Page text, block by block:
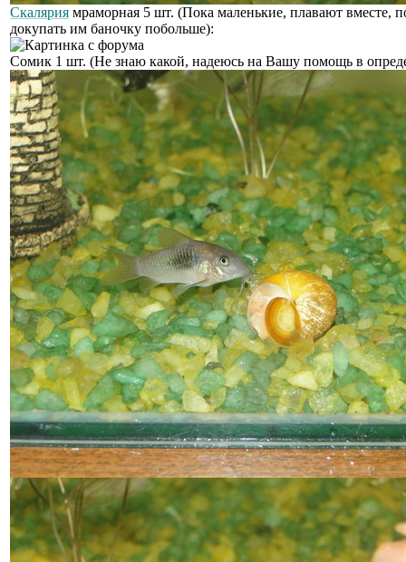
Скалярия мраморная 5 шт. (Пока маленькие, плавают вместе,
докупать им баночку побольше):
Сомик 1 шт. (Не знаю какой, надеюсь на Вашу помощь в